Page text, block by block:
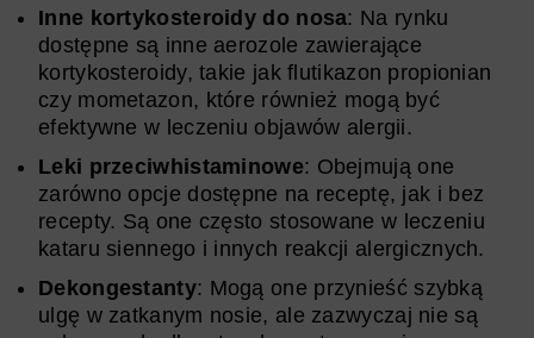
Inne kortykosteroidy do nosa: Na rynku
dostępne są inne aerozole zawierające
kortykosteroidy, takie jak flutikazon propionian
czy mometazon, które również mogą być
efektywne w leczeniu objawów alergii.
Leki przeciwhistaminowe: Obejmują one
zarówno opcje dostępne na receptę, jak i bez
recepty. Są one często stosowane w leczeniu
kataru siennego i innych reakcji alergicznych.
Dekongestanty: Mogą one przynieść szybką
ulgę w zatkanym nosie, ale zazwyczaj nie są